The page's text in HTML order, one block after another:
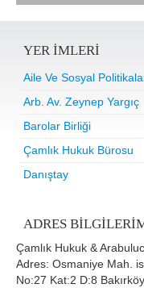
YER IMLERI
Aile Ve Sosyal
Arb. Av. Zeynep Yargıç
Barolar Birliği
Çamlık Hukuk Bürosu
Danıştay
ADRES
Çamlık Hukuk &
Adres: Osmaniye Mah.
No:27 Kat:2 D:8